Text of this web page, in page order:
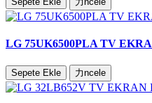
LG 75UK6500PLA TV
Sepete Ekle 力ncele